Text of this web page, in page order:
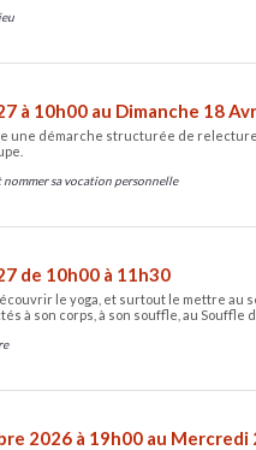
à 10h00 au Dimanche 18
une démarche structurée de
nommer sa vocation personnelle
de 10h00 à 11h30
le yoga, et surtout le mettre
à son corps, à son souffle, au Souffle
2026 à 19h00 au